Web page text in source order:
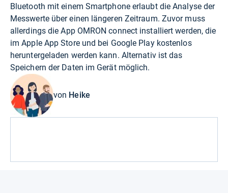
Bluetooth mit einem Smartphone erlaubt die Analyse der
Messwerte über einen längeren Zeitraum. Zuvor muss
allerdings die App OMRON connect installiert werden, die
im Apple App Store und bei Google Play kostenlos
heruntergeladen werden kann. Alternativ ist das
Speichern der Daten im Gerät möglich.
von Heike